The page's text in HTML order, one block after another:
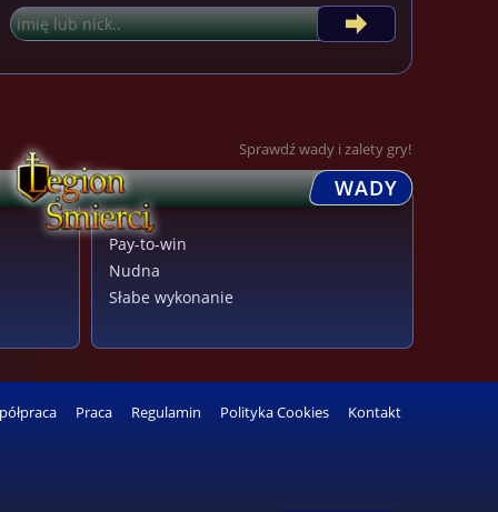
Sprawdź wady i zalety gry!
WADY
Pay-to-win
Nudna
Słabe wykonanie
Praca Regulamin Polityka Cookies Kontakt